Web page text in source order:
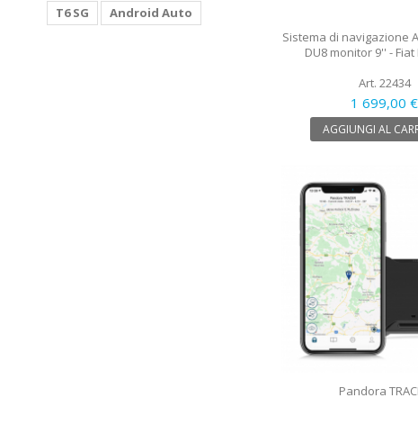
Sistema di navigazione
DU8 monitor 9'' -
Art. 22434
1 699,00 €
AGGIUNGI AL
Pandora
T6 SG
Android Auto